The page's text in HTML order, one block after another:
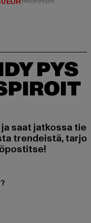
PYS
saat jatkossa tie
trendeistä, tarjo